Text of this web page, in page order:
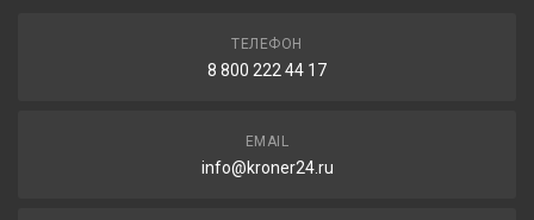
ТЕЛЕФОН
8 800 222 44 17
EMAIL
info@kroner24.ru